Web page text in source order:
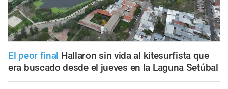
El peor final Hallaron sin vida al kitesurfista que
era buscado desde el jueves en la Laguna Setúbal